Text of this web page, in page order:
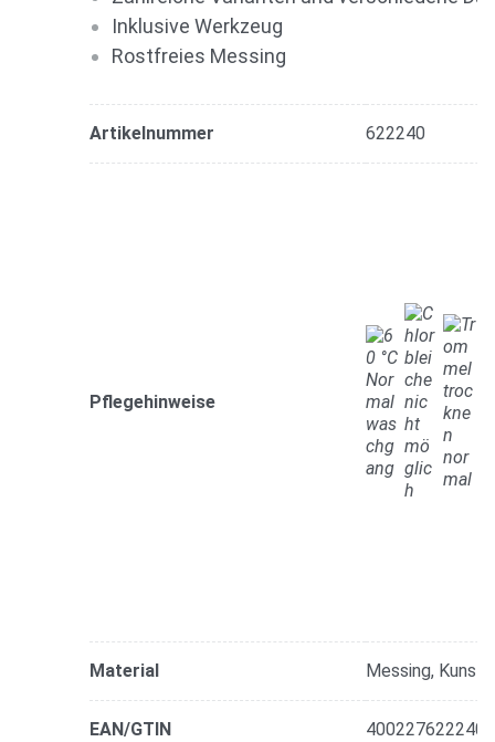
Inklusive Werkzeug
Rostfreies Messing
Artikelnummer 622240
Pflegehinweise
Material Messing,
EAN/GTIN 4002276222403